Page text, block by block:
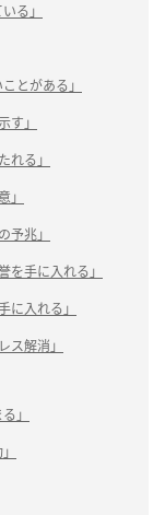
る」
とがある」
す」
れる」
」
予兆」
を手に入れる」
に入れる」
ス解消」
」